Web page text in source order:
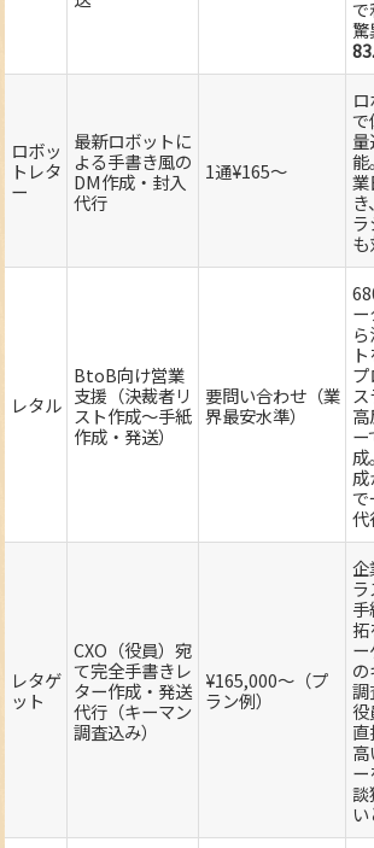
で
驚
ロボッ
トレタ
ー
最新ロボットに
よる手書き風の
DM作成・封入
代行
1通¥165～
能
業
レタル
BtoB向け営業
支援（決裁者リ
スト作成～手紙
作成・発送）
要問い合わせ（業
界最安水準）
で
代
レタゲ
ット
CXO（役員）宛
て完全手書きレ
ター作成・発送
代行（キーマン
調査込み）
¥165,000～（プ
ラン例）
企
拓
調
役
談